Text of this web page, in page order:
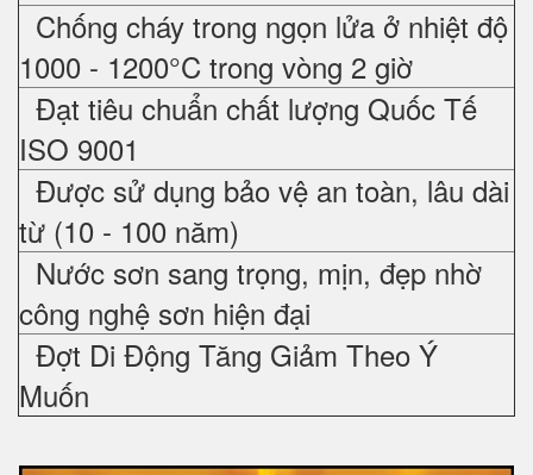
Chống cháy trong ngọn lửa ở nhiệt độ
1000 - 1200°C trong vòng 2 giờ
Đạt tiêu chuẩn chất lượng Quốc Tế
ISO 9001
Được sử dụng bảo vệ an toàn, lâu dài
từ (10 - 100 năm)
Nước sơn sang trọng, mịn, đẹp nhờ
công nghệ sơn hiện đại
Đợt Di Động Tăng Giảm Theo Ý
Muốn